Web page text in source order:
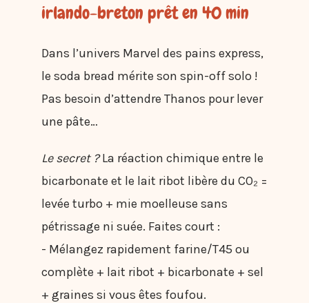
irlando-breton prêt en 40 min
Dans l’univers Marvel des pains express,
le soda bread mérite son spin-off solo !
Pas besoin d’attendre Thanos pour lever
une pâte…
Le secret ?La réaction chimique entre le
bicarbonate et le lait ribot libère du CO₂ =
levée turbo + mie moelleuse sans
pétrissage ni suée. Faites court :
- Mélangez rapidement farine/T45 ou
complète + lait ribot + bicarbonate + sel
+ graines si vous êtes foufou.